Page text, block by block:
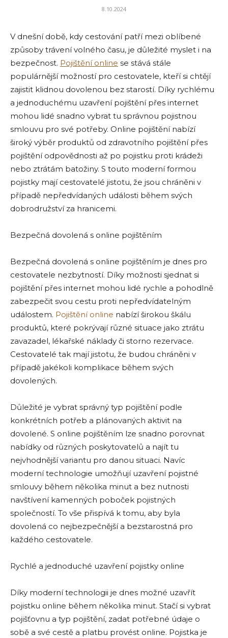
8.10.2024
V dnešní době, kdy cestování patří mezi oblíbené
způsoby trávení volného času, je důležité myslet i na
bezpečnost. Pojištění online se stává stále
populárnější možností pro cestovatele, kteří si chtějí
zajistit klidnou dovolenou bez starostí. Díky rychlému
a jednoduchému uzavření pojištění přes internet
mohou lidé snadno vybrat tu správnou pojistnou
smlouvu pro své potřeby. Online pojištění nabízí
široký výběr produktů od zdravotního pojištění přes
pojištění odpovědnosti až po pojistku proti krádeži
nebo ztrátám batožiny. S touto moderní formou
pojistky mají cestovatelé jistotu, že jsou chráněni v
případě nepředvídaných události během svých
dobrodružství za hranicemi.
Bezpečná dovolená s online pojištěním
Bezpečná dovolená s online pojištěním je dnes pro
cestovatele nezbytností. Díky možnosti sjednat si
pojištění přes internet mohou lidé rychle a pohodlně
zabezpečit svou cestu proti nepředvídatelným
událostem. Pojištění online nabízí širokou škálu
produktů, které pokrývají různé situace jako ztrátu
zavazadel, lékařské náklady či storno rezervace.
Cestovatelé tak mají jistotu, že budou chráněni v
případě jakékoli komplikace během svých
dovolených.
Důležité je vybrat správný typ pojištění podle
konkrétních potřeb a plánovaných aktivit na
dovolené. S online pojištěním lze snadno porovnat
nabídky od různých poskytovatelů a najít tu
nejvhodnější variantu pro danou situaci. Navíc
moderní technologie umožňují uzavření pojistné
smlouvy během několika minut a bez nutnosti
navštívení kamenných poboček pojistných
společností. To vše přispívá k tomu, aby byla
dovolená co nejbezpečnější a bezstarostná pro
každého cestovatele.
Rychlé a jednoduché uzavření pojistky online
Díky moderní technologii je dnes možné uzavřít
pojistku online během několika minut. Stačí si vybrat
pojišťovnu a typ pojištění, zadat potřebné údaje o
sobě a své cestě a platbu provést online. Pojistka je